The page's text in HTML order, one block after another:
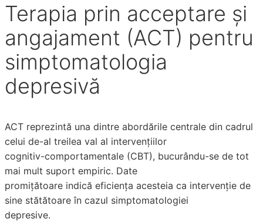
Terapia prin acceptare și
angajament (ACT) pentru
simptomatologia
depresivă
ACT reprezintă una dintre abordările centrale din cadrul
celui de-al treilea val al intervențiilor
cognitiv-comportamentale (CBT), bucurându-se de tot
mai mult suport empiric. Date
promițătoare indică eficiența acesteia ca intervenție de
sine stătătoare în cazul simptomatologiei
depresive.